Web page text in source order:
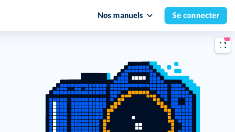
Nos manuels Se connecter